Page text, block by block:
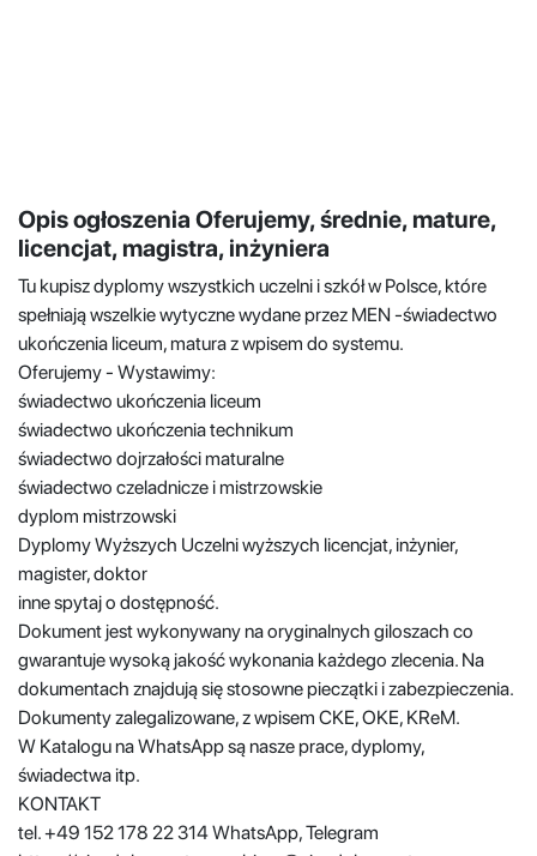
Opis ogłoszenia Oferujemy, średnie, mature,
licencjat, magistra, inżyniera
Tu kupisz dyplomy wszystkich uczelni i szkół w Polsce, które
spełniają wszelkie wytyczne wydane przez MEN -świadectwo
ukończenia liceum, matura z wpisem do systemu.
Oferujemy - Wystawimy:
świadectwo ukończenia liceum
świadectwo ukończenia technikum
świadectwo dojrzałości maturalne
świadectwo czeladnicze i mistrzowskie
dyplom mistrzowski
Dyplomy Wyższych Uczelni wyższych licencjat, inżynier,
magister, doktor
inne spytaj o dostępność.
Dokument jest wykonywany na oryginalnych giloszach co
gwarantuje wysoką jakość wykonania każdego zlecenia. Na
dokumentach znajdują się stosowne pieczątki i zabezpieczenia.
Dokumenty zalegalizowane, z wpisem CKE, OKE, KReM.
W Katalogu na WhatsApp są nasze prace, dyplomy,
świadectwa itp.
KONTAKT
tel. +49 152 178 22 314 WhatsApp, Telegram